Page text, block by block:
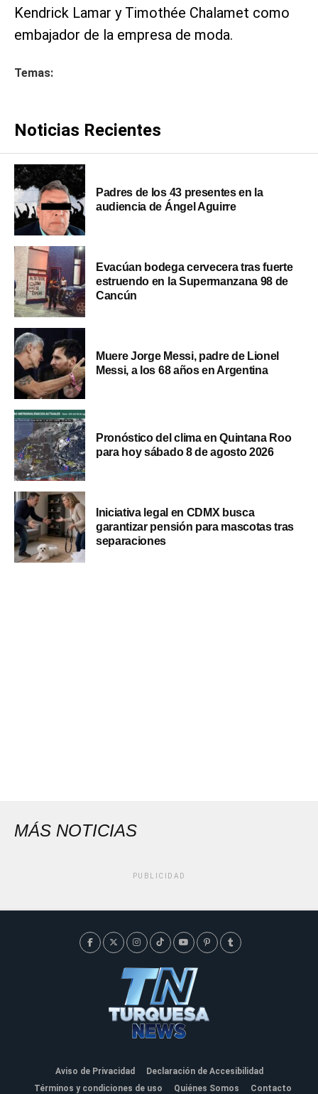
Kendrick Lamar y Timothée Chalamet como
embajador de la empresa de moda.
Temas:
Noticias Recientes
Padres de los 43 presentes en la
audiencia de Ángel Aguirre
Evacúan bodega cervecera tras fuerte
estruendo en la Supermanzana 98 de
Cancún
Muere Jorge Messi, padre de Lionel
Messi, a los 68 años en Argentina
Pronóstico del clima en Quintana Roo
para hoy sábado 8 de agosto 2026
Iniciativa legal en CDMX busca
garantizar pensión para mascotas tras
separaciones
MÁS NOTICIAS
PUBLICIDAD
Aviso de Privacidad
Declaración de Accesibilidad
Términos y condiciones de uso
Quiénes Somos Contacto